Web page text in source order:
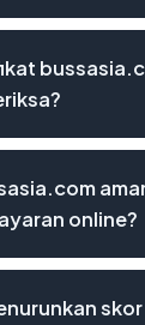
online?
skor